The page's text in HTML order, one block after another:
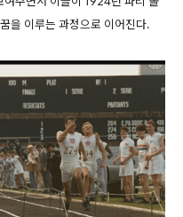
을 이루는 과정으로 이어진다.